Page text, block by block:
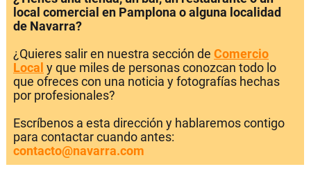
local comercial en Pamplona o alguna localidad
de Navarra?
¿Quieres salir en nuestra sección de Comercio
Local y que miles de personas conozcan todo lo
que ofreces con una noticia y fotografías hechas
por profesionales?
Escríbenos a esta dirección y hablaremos contigo
para contactar cuando antes:
contacto@navarra.com